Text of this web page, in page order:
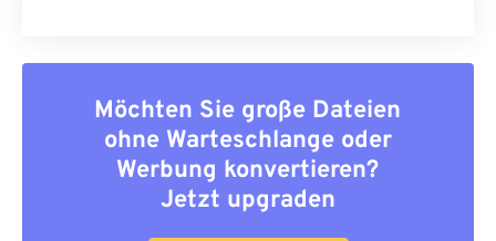
Möchten Sie große Dateien
ohne Warteschlange oder
Werbung konvertieren?
Jetzt upgraden